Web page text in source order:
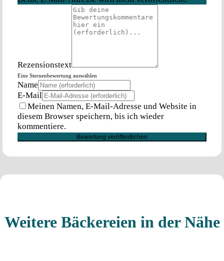
Rezensionstext
Eine Sternenbewertung auswählen
Name
E-Mail
Meinen Namen, E-Mail-Adresse und Website in
diesem Browser speichern, bis ich wieder
kommentiere.
Weitere Bäckereien in der Nähe